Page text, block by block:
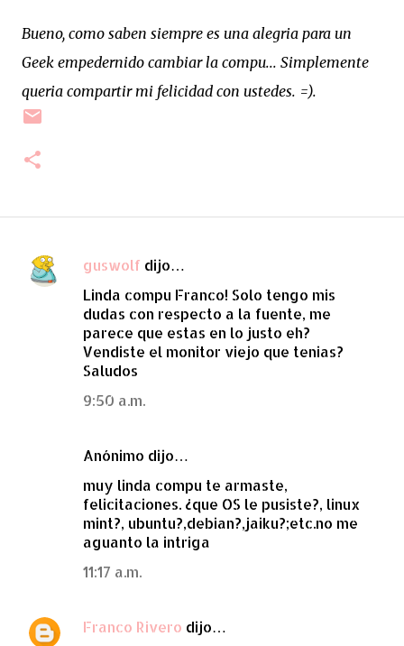
Bueno, como saben siempre es una alegria para un
Geek empedernido cambiar la compu... Simplemente
queria compartir mi felicidad con ustedes. =).
C
guswolf dijo…
Linda compu Franco! Solo tengo mis
dudas con respecto a la fuente, me
parece que estas en lo justo eh?
Vendiste el monitor viejo que tenias?
Saludos
9:50 a.m.
Anónimo dijo…
muy linda compu te armaste,
felicitaciones. ¿que OS le pusiste?, linux
mint?, ubuntu?,debian?,jaiku?;etc.no me
aguanto la intriga
11:17 a.m.
Franco Rivero dijo…